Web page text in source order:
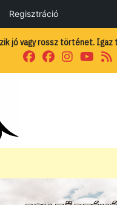
Regisztráció
jó vagy rossz történet. Igaz